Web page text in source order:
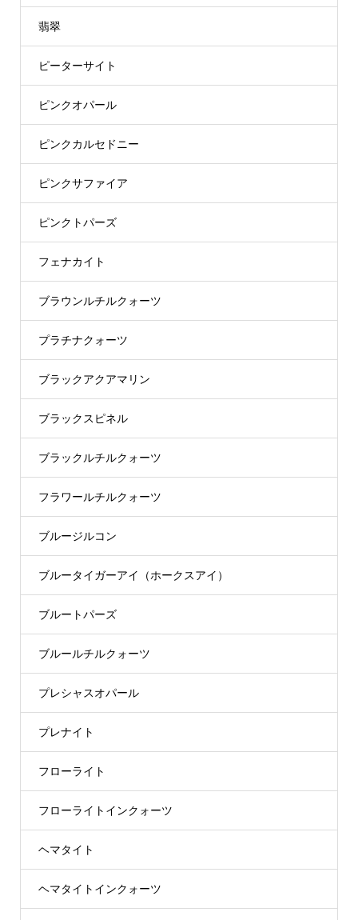
翡翠
ピーターサイト
ピンクオパール
ピンクカルセドニー
ピンクサファイア
ピンクトパーズ
フェナカイト
ブラウンルチルクォーツ
プラチナクォーツ
ブラックアクアマリン
ブラックスピネル
ブラックルチルクォーツ
フラワールチルクォーツ
ブルージルコン
ブルータイガーアイ（ホークスアイ）
ブルートパーズ
ブルールチルクォーツ
プレシャスオパール
プレナイト
フローライト
フローライトインクォーツ
ヘマタイト
ヘマタイトインクォーツ